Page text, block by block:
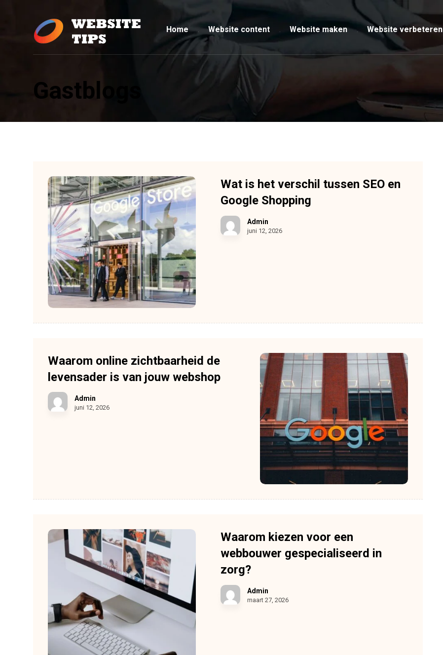
Home Website content Website maken Website verbeteren
Gastblogs
Wat is het verschil tussen SEO en
Google Shopping
Admin
juni 12, 2026
Waarom online zichtbaarheid de
levensader is van jouw webshop
Admin
juni 12, 2026
Waarom kiezen voor een
webbouwer gespecialiseerd in
zorg?
Admin
maart 27, 2026